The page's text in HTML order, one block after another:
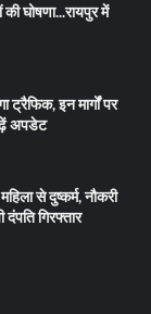
घोषणा...रायपुर में
इन मार्गों पर
अपडेट
से दुष्कर्म, नौकरी
गिरफ्तार